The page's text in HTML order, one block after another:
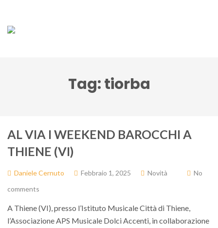
Tag:tiorba
AL VIA I WEEKEND BAROCCHI A
THIENE (VI)
Daniele Cernuto Febbraio 1, 2025 Novità
No
comments
A Thiene (VI), presso l’Istituto Musicale Città di Thiene,
l’Associazione APS Musicale Dolci Accenti, in collaborazione